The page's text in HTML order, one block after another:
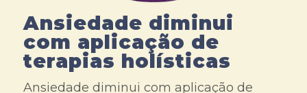
Ansiedade diminui
com aplicação de
terapias holísticas
Ansiedade diminui com aplicação de